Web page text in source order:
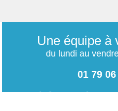
Une équipe à
du lundi au
01 79
info@carrieres-